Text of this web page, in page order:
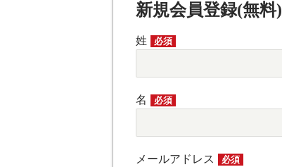
新規会員登録(無料)
姓 必須
名 必須
メールアドレス 必須